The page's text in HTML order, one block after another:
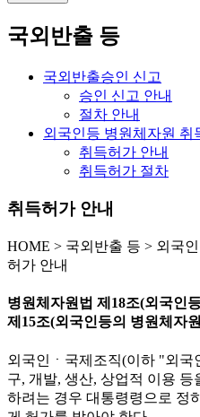
국외반출 등
국외반출승인 신고
승인 신고 안내
절차 안내
외국인등 병원체자원 취
취득허가 안내
취득허가 절차
취득허가 안내
HOME > 국외반출 등 > 외국
허가 안내
병원체자원법 제18조(외국인
제15조(외국인등의 병원체자
외국인ㆍ국제조직(이하 "외국
구, 개발, 생산, 상업적 이용
하려는 경우 대통령령으로 정